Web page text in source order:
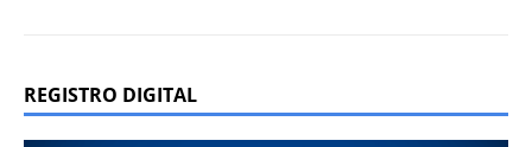
REGISTRO DIGITAL